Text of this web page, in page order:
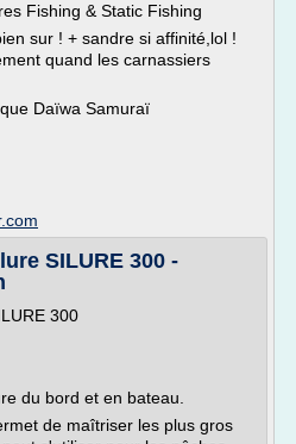
Fishing & Static Fishing
sur ! + sandre si affinité,lol !
quand les carnassiers
Daïwa Samuraï
SILURE 300 -
300
du bord et en bateau.
de maîtriser les plus gros